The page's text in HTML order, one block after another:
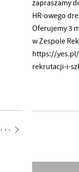
zapraszamy
HR-owego
Oferujemy 3
w Zespole
https://
rekrutacji-i-